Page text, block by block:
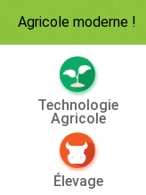
Agricole moderne !
Technologie
Agricole
Élevage